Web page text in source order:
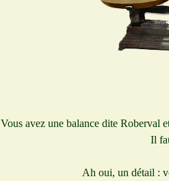
Vous avez une balance dite Roberval
Il
Ah oui, un détail :